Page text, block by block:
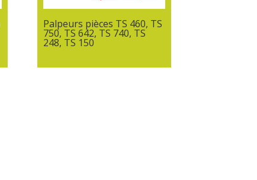
Palpeurs pièces TS 460, TS
750, TS 642, TS 740, TS
248, TS 150